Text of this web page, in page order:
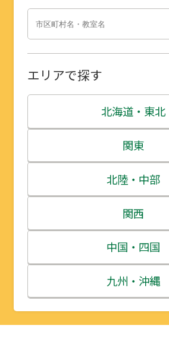
エリアで探す
北海道・東北
北海道
青森県
岩手県
宮城県
秋田県
山形県
関東
茨城県
栃木県
群馬県
埼玉県
千葉県
北陸・中部
新潟県
富山県
石川県
福井県
関西
三重県
滋賀県
京都府
中国・四国
鳥取県
島根県
九州・沖縄
福岡県